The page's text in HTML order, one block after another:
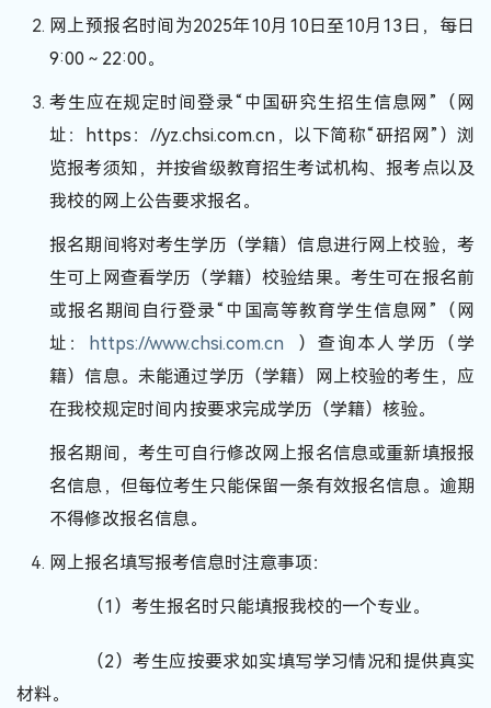
网上预报名时间为2025年10月10日至10月13日，每日
9:00～22:00。
考生应在规定时间登录“中国研究生招生信息网”（网
址：https：//yz.chsi.com.cn，以下简称“研招网”）浏
览报考须知，并按省级教育招生考试机构、报考点以及
我校的网上公告要求报名。
报名期间将对考生学历（学籍）信息进行网上校验，考
生可上网查看学历（学籍）校验结果。考生可在报名前
或报名期间自行登录“中国高等教育学生信息网”（网
址：
https://www.chsi.com.cn ）查询本人学历（学
籍）信息。未能通过学历（学籍）网上校验的考生，应
在我校规定时间内按要求完成学历（学籍）核验。
报名期间，考生可自行修改网上报名信息或重新填报报
名信息，但每位考生只能保留一条有效报名信息。逾期
不得修改报名信息。
网上报名填写报考信息时注意事项：
（1）考生报名时只能填报我校的一个专业。
（2）考生应按要求如实填写学习情况和提供真实
材料。